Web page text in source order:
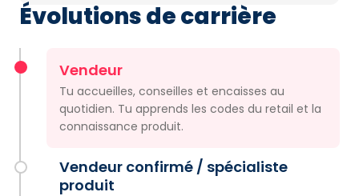
Évolutions de carrière
Vendeur
Tu accueilles, conseilles et encaisses au
quotidien. Tu apprends les codes du retail et la
connaissance produit.
Vendeur confirmé / spécialiste
produit